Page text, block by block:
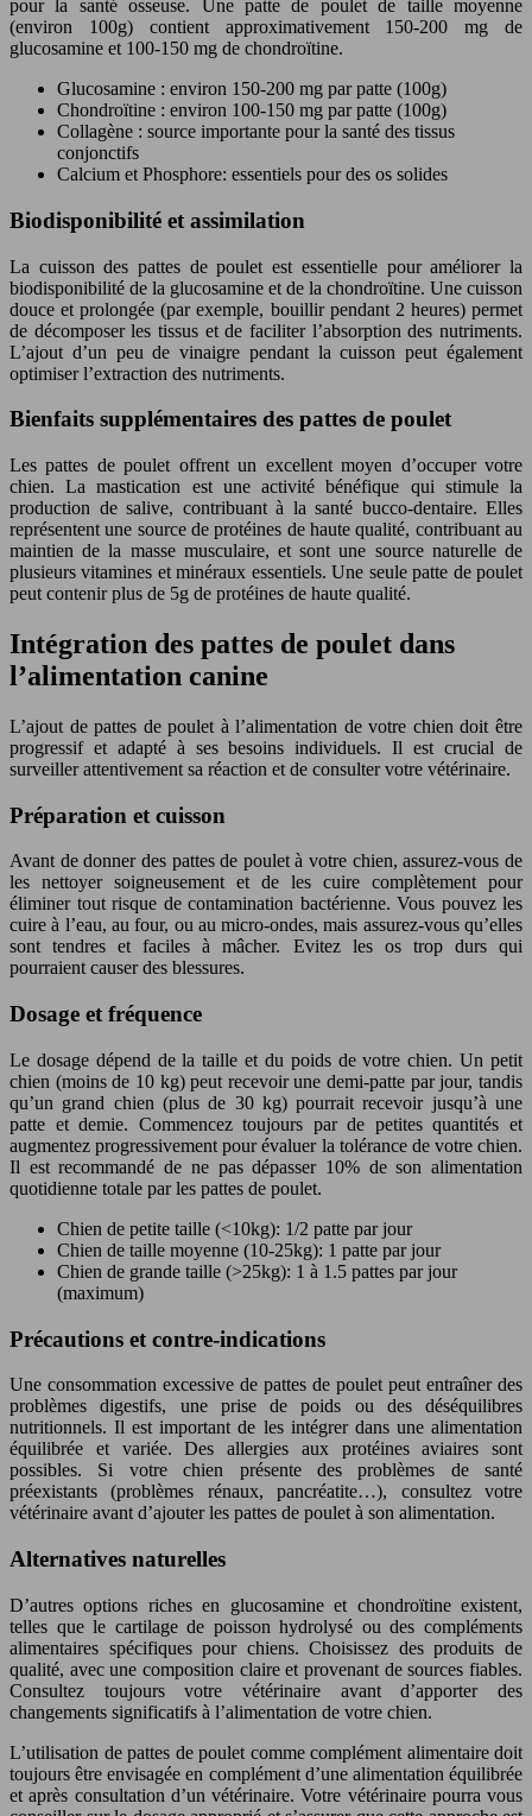
pour la santé osseuse. Une patte de poulet de taille moyenne
(environ 100g) contient approximativement 150-200 mg de
glucosamine et 100-150 mg de chondroïtine.
Glucosamine : environ 150-200 mg par patte (100g)
Chondroïtine : environ 100-150 mg par patte (100g)
Collagène : source importante pour la santé des tissus
conjonctifs
Calcium et Phosphore: essentiels pour des os solides
Biodisponibilité et assimilation
La cuisson des pattes de poulet est essentielle pour améliorer la
biodisponibilité de la glucosamine et de la chondroïtine. Une cuisson
douce et prolongée (par exemple, bouillir pendant 2 heures) permet
de décomposer les tissus et de faciliter l’absorption des nutriments.
L’ajout d’un peu de vinaigre pendant la cuisson peut également
optimiser l’extraction des nutriments.
Bienfaits supplémentaires des pattes de poulet
Les pattes de poulet offrent un excellent moyen d’occuper votre
chien. La mastication est une activité bénéfique qui stimule la
production de salive, contribuant à la santé bucco-dentaire. Elles
représentent une source de protéines de haute qualité, contribuant au
maintien de la masse musculaire, et sont une source naturelle de
plusieurs vitamines et minéraux essentiels. Une seule patte de poulet
peut contenir plus de 5g de protéines de haute qualité.
Intégration des pattes de poulet dans
l’alimentation canine
L’ajout de pattes de poulet à l’alimentation de votre chien doit être
progressif et adapté à ses besoins individuels. Il est crucial de
surveiller attentivement sa réaction et de consulter votre vétérinaire.
Préparation et cuisson
Avant de donner des pattes de poulet à votre chien, assurez-vous de
les nettoyer soigneusement et de les cuire complètement pour
éliminer tout risque de contamination bactérienne. Vous pouvez les
cuire à l’eau, au four, ou au micro-ondes, mais assurez-vous qu’elles
sont tendres et faciles à mâcher. Evitez les os trop durs qui
pourraient causer des blessures.
Dosage et fréquence
Le dosage dépend de la taille et du poids de votre chien. Un petit
chien (moins de 10 kg) peut recevoir une demi-patte par jour, tandis
qu’un grand chien (plus de 30 kg) pourrait recevoir jusqu’à une
patte et demie. Commencez toujours par de petites quantités et
augmentez progressivement pour évaluer la tolérance de votre chien.
Il est recommandé de ne pas dépasser 10% de son alimentation
quotidienne totale par les pattes de poulet.
Chien de petite taille (<10kg): 1/2 patte par jour
Chien de taille moyenne (10-25kg): 1 patte par jour
Chien de grande taille (>25kg): 1 à 1.5 pattes par jour
(maximum)
Précautions et contre-indications
Une consommation excessive de pattes de poulet peut entraîner des
problèmes digestifs, une prise de poids ou des déséquilibres
nutritionnels. Il est important de les intégrer dans une alimentation
équilibrée et variée. Des allergies aux protéines aviaires sont
possibles. Si votre chien présente des problèmes de santé
préexistants (problèmes rénaux, pancréatite…), consultez votre
vétérinaire avant d’ajouter les pattes de poulet à son alimentation.
Alternatives naturelles
D’autres options riches en glucosamine et chondroïtine existent,
telles que le cartilage de poisson hydrolysé ou des compléments
alimentaires spécifiques pour chiens. Choisissez des produits de
qualité, avec une composition claire et provenant de sources fiables.
Consultez toujours votre vétérinaire avant d’apporter des
changements significatifs à l’alimentation de votre chien.
L’utilisation de pattes de poulet comme complément alimentaire doit
toujours être envisagée en complément d’une alimentation équilibrée
et après consultation d’un vétérinaire. Votre vétérinaire pourra vous